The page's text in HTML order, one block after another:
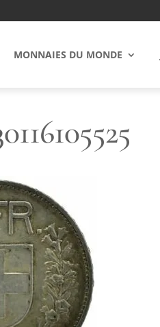
MONNAIES DU MONDE